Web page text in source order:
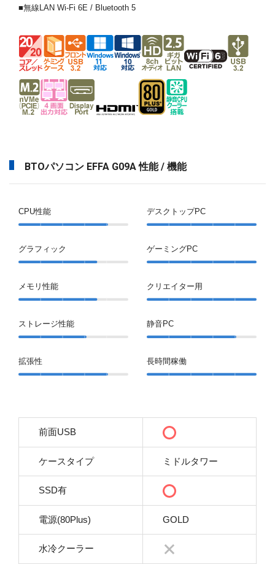
■無線LAN Wi-Fi 6E / Bluetooth 5
BTOパソコン EFFA G09A 性能 / 機能
CPU性能
グラフィック
メモリ性能
ストレージ性能
拡張性
デスクトップPC
ゲーミングPC
クリエイター用
静音PC
長時間稼働
前面USB
ケースタイプ ミドルタワー
SSD有
電源(80Plus) GOLD
水冷クーラー